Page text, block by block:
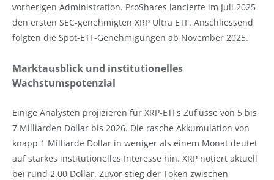
vorherigen Administration. ProShares lancierte im Juli 2025
den ersten SEC-genehmigten XRP Ultra ETF. Anschliessend
folgten die Spot-ETF-Genehmigungen ab November 2025.
Marktausblick und institutionelles
Wachstumspotenzial
Einige Analysten projizieren für XRP-ETFs Zuflüsse von 5 bis
7 Milliarden Dollar bis 2026. Die rasche Akkumulation von
knapp 1 Milliarde Dollar in weniger als einem Monat deutet
auf starkes institutionelles Interesse hin. XRP notiert aktuell
bei rund 2.00 Dollar. Zuvor stieg der Token zwischen